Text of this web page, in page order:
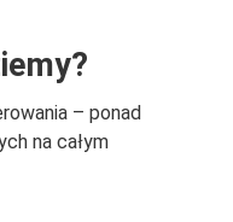
– ponad
na całym